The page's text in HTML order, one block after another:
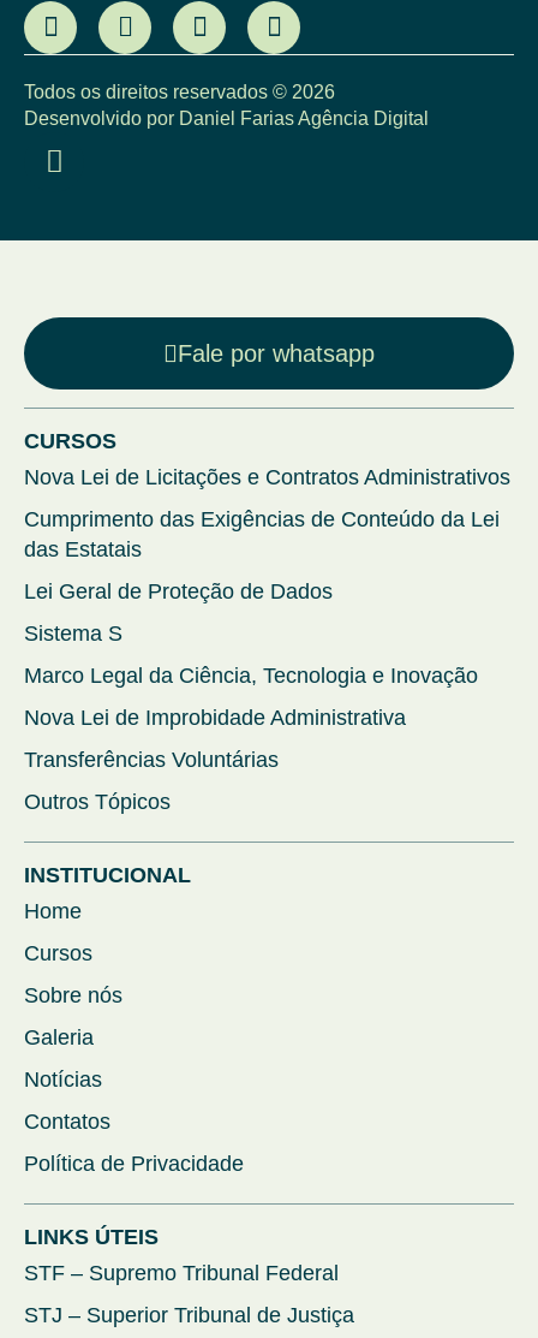
Todos os direitos reservados © 2026
Desenvolvido por Daniel Farias Agência Digital
Fale por whatsapp
CURSOS
Nova Lei de Licitações e Contratos Administrativos
Cumprimento das Exigências de Conteúdo da Lei
das Estatais
Lei Geral de Proteção de Dados
Sistema S
Marco Legal da Ciência, Tecnologia e Inovação
Nova Lei de Improbidade Administrativa
Transferências Voluntárias
Outros Tópicos
INSTITUCIONAL
Home
Cursos
Sobre nós
Galeria
Notícias
Contatos
Política de Privacidade
LINKS ÚTEIS
STF – Supremo Tribunal Federal
STJ – Superior Tribunal de Justiça